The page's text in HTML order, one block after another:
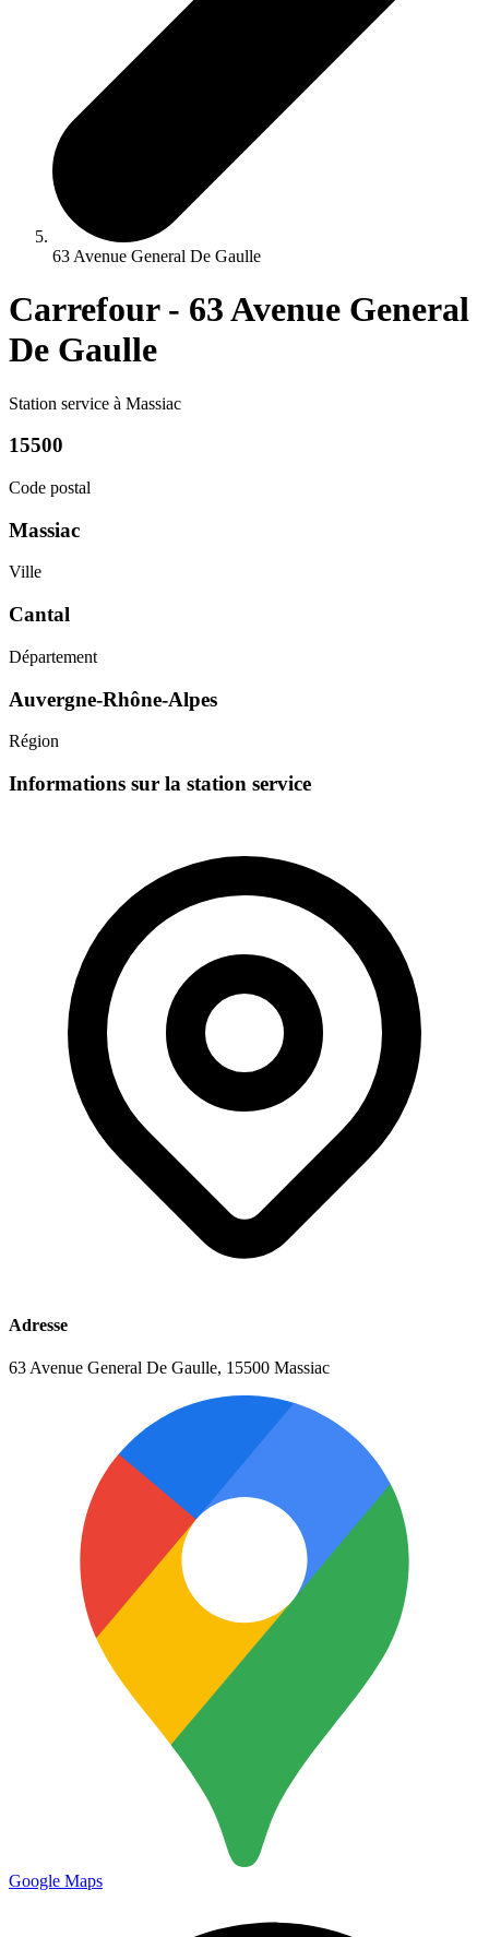
63 Avenue General De Gaulle
Carrefour - 63 Avenue General
De Gaulle
Station service à Massiac
15500
Code postal
Massiac
Ville
Cantal
Département
Auvergne-Rhône-Alpes
Région
Informations sur la station service
Adresse
63 Avenue General De Gaulle, 15500 Massiac
Google Maps